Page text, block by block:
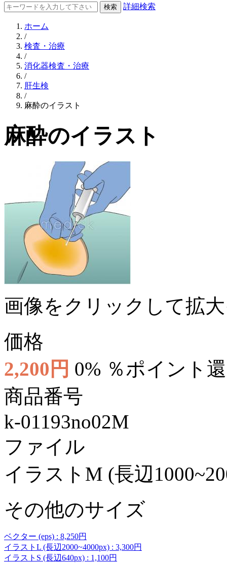
詳細検索
ホーム
/
検査・治療
/
消化器検査・治療
/
肝生検
/
麻酔のイラスト
麻酔のイラスト
画像をクリックして拡
価格
2,200円 0% ％ポイント
商品番号
k-01193no02M
ファイル
イラストM (長辺
その他のサイズ
ベクター (eps) : 8,250円
イラストL (長辺2000~4000px) : 3,300円
イラストS (長辺640px) : 1,100円